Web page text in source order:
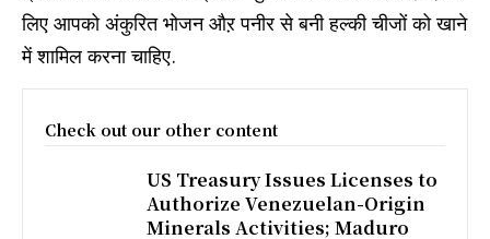
लिए आपको अंकुरित भोजन औऱ पनीर से बनी हल्की चीजों को खाने
में शामिल करना चाहिए.
Check out our other content
US Treasury Issues Licenses to
Authorize Venezuelan-Origin
Minerals Activities; Maduro